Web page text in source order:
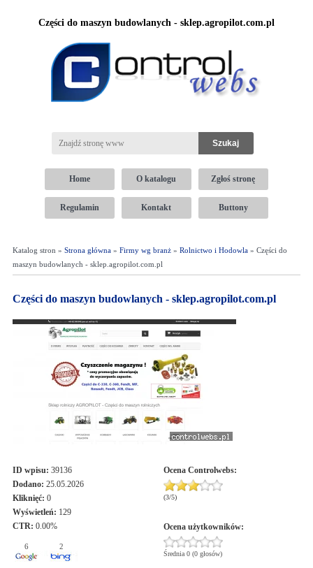
Części do maszyn budowlanych - sklep.agropilot.com.pl
Home O katalogu Zgłoś stronę
Regulamin Kontakt Buttony
Katalog stron » Strona główna» Firmy wg branż» Rolnictwo i Hodowla» Części do
maszyn budowlanych - sklep.agropilot.com.pl
Części do maszyn budowlanych - sklep.agropilot.com.pl
ID wpisu: 39136
Dodano: 25.05.2026
Kliknięć: 0
Wyświetleń: 129
CTR: 0.00%
6 2
Ocena Controlwebs:
(3/5)
Ocena użytkowników:
Średnia 0 (0 głosów)